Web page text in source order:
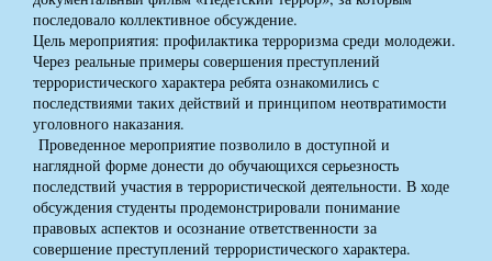
последовало коллективное обсуждение.
Цель мероприятия: профилактика терроризма среди молодежи.
Через реальные примеры совершения преступлений
террористического характера ребята ознакомились с
последствиями таких действий и принципом неотвратимости
уголовного наказания.
Проведенное мероприятие позволило в доступной и
наглядной форме донести до обучающихся серьезность
последствий участия в террористической деятельности. В ходе
обсуждения студенты продемонстрировали понимание
правовых аспектов и осознание ответственности за
совершение преступлений террористического характера.